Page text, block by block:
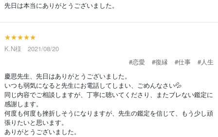
先日は本当にありがとうございました。
★★★★★
K.N様 2021/08/20
#恋愛
#復縁 #仕事
#人生
慶思先生、先日はありがとうございました。
いつも弱気になると先生にお電話してしまい、ごめんなさい💦
同じ内容でご相談しますが、丁寧に聴いてくださり、またブレない鑑定に
感謝します。
何度も何度も挫折しそうになりますが、先生の鑑定を信じて、もう少し頑
張りたいと思います。
ありがとうございました。